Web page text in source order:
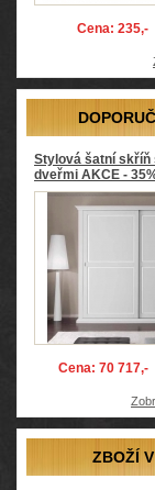
Cena: 235,-
Stylová šatní skříň
dveřmi AKCE -
Cena: 70 717,-
ZBOŽÍ